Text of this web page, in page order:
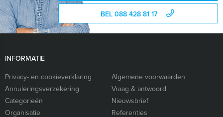
BEL 088 428 81 17
INFORMATIE
Privacy- en cookieverklaring
Algemene voorwaarden
Annuleringsverzekering
Vraag & antwoord
Categorieën
Nieuwsbrief
Organisatie
Referenties